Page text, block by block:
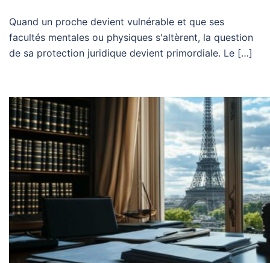
Quand un proche devient vulnérable et que ses
facultés mentales ou physiques s'altèrent, la question
de sa protection juridique devient primordiale. Le […]